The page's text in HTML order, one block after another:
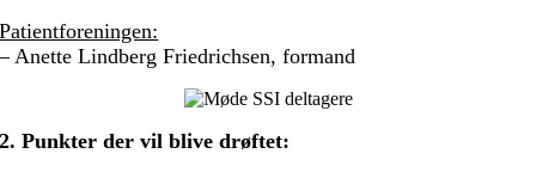
Patientforeningen:
– Anette Lindberg Friedrichsen, formand
2. Punkter der vil blive drøftet: